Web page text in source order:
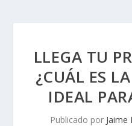
LLEGA TU
¿CUÁL ES
IDEAL
Publicado por Jaime